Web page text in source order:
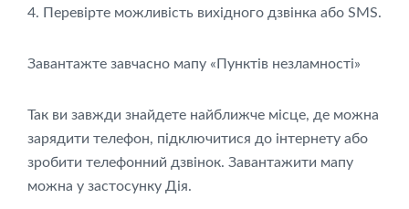
4. Перевірте можливість вихідного дзвінка або SMS.
Завантажте завчасно мапу «Пунктів незламності»
Так ви завжди знайдете найближче місце, де можна
зарядити телефон, підключитися до інтернету або
зробити телефонний дзвінок. Завантажити мапу
можна у застосунку Дія.